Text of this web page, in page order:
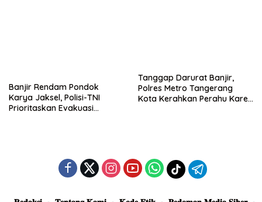
Banjir Rendam Pondok
Karya Jaksel, Polisi-TNI
Prioritaskan Evakuasi
Tanggap Darurat Banjir,
Polres Metro Tangerang
Kota Kerahkan Perahu Karet